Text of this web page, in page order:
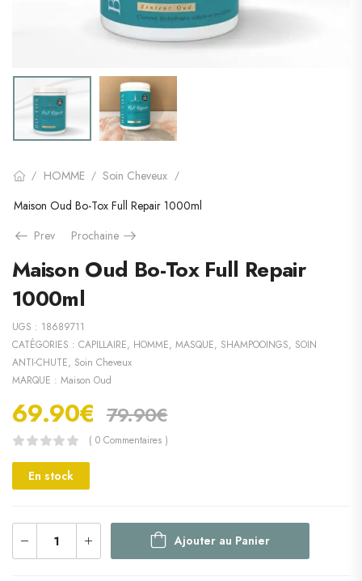
/ HOMME / Soin Cheveux /
Maison Oud Bo-Tox Full Repair 1000ml
Prev
Prochaine
Maison Oud Bo-Tox Full Repair
1000ml
UGS : 18689711
CATÉGORIES : CAPILLAIRE, HOMME, MASQUE, SHAMPOOINGS, SOIN
ANTI-CHUTE, Soin Cheveux
MARQUE : Maison Oud
69.90€ 79.90€
( 0 Commentaires )
En stock
Ajouter au Panier